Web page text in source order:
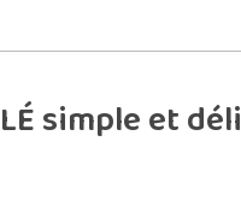
simple et